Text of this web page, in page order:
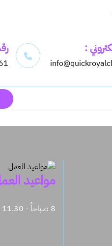
:
مواعيد
8 صباحاً - 11.30 مساءً